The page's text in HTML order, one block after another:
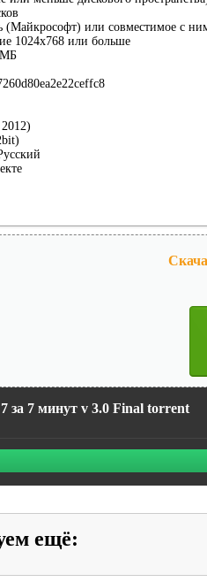
(Майкрософт) или совместимое с
1024x768 или больше
МБ
за 7 минут v 3.0 Final torrent
ещё: